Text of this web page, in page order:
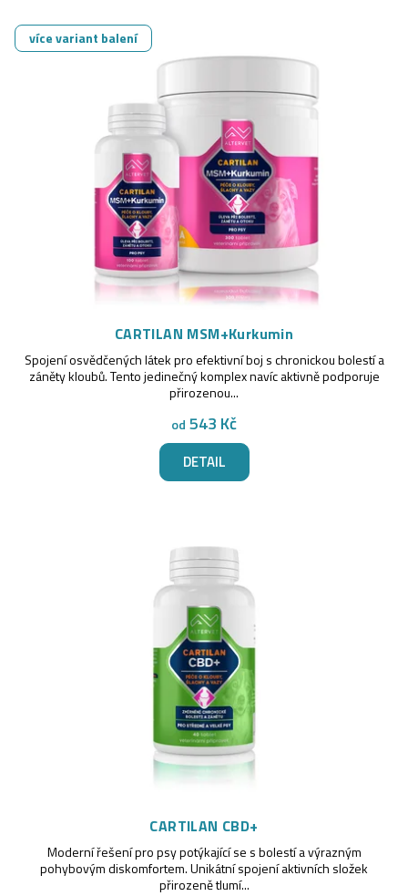
z
e
V
ý
více variant balení
CARTILAN MSM+Kurkumin
od 543 Kč
DETAIL
Spojení osvědčených látek pro efektivní boj s chronickou bolestí a
záněty kloubů. Tento jedinečný komplex navíc aktivně podporuje
přirozenou...
CARTILAN CBD+
Moderní řešení pro psy potýkající se s bolestí a výrazným
pohybovým diskomfortem. Unikátní spojení aktivních složek
přirozeně tlumí...